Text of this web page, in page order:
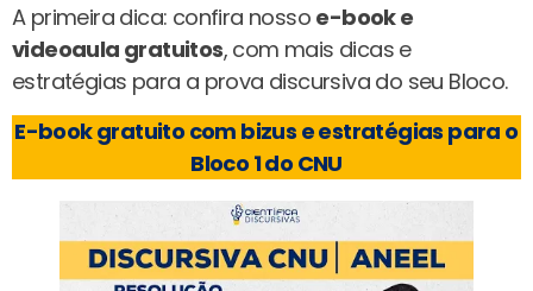
A primeira dica: confira nosso e-book e
videoaula gratuitos, com mais dicas e
estratégias para a prova discursiva do seu Bloco.
E-book gratuito com bizus e estratégias para o
Bloco 1 do CNU